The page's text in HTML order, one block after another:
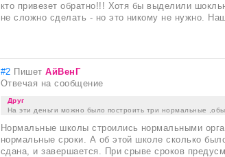
кто привезет обратно!!! Хотя бы выделили
не сложно сделать - но это никому не нужно.
#2 ПишетАйВенГ
Отвечая на сообщение
Друг
На эти деньги можно было построить три нормальные
Нормальные школы строились нормальными
нормальные сроки. А об этой школе сколько
сдана, и завершается. При срыве сроков